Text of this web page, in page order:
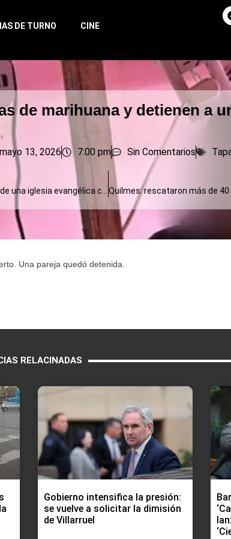
DE TURNO CINE
de marihuana y detienen a
mayo 13, 2026 7:00 pm Sin Comentarios
Una pareja quedó detenida.
RELACINADAS
Gobierno intensifica la presión:
se vuelve a solicitar la dimisión
de Villarruel